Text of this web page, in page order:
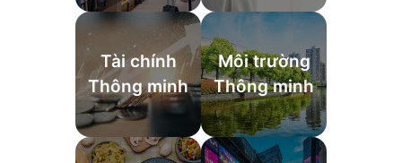
Tài chính
Thông minh
Môi trường
Thông minh